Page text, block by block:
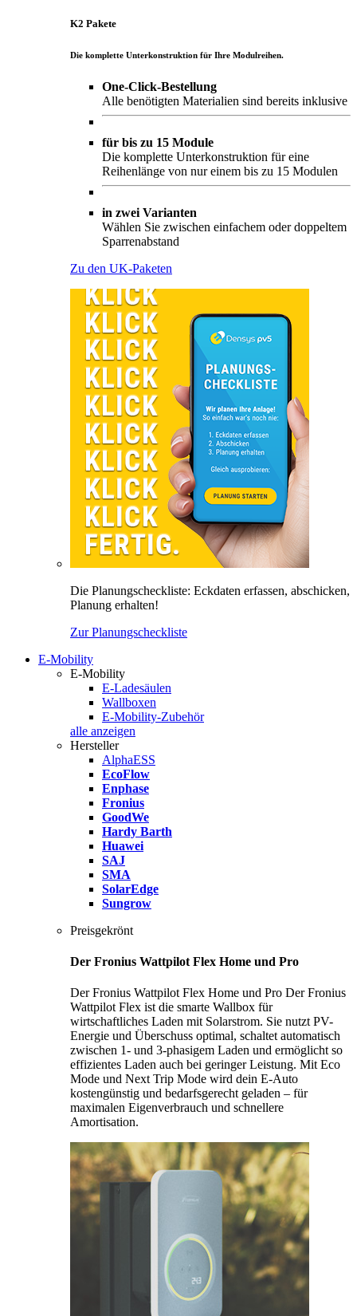
K2 Pakete
Die komplette Unterkonstruktion für Ihre Modulreihen.
One-Click-Bestellung
Alle benötigten Materialien sind bereits inklusive
für bis zu 15 Module
Die komplette Unterkonstruktion für eine
Reihenlänge von nur einem bis zu 15 Modulen
in zwei Varianten
Wählen Sie zwischen einfachem oder doppeltem
Sparrenabstand
Zu den UK-Paketen
Die Planungscheckliste: Eckdaten erfassen, abschicken,
Planung erhalten!
Zur Planungscheckliste
E-Mobility
E-Mobility
E-Ladesäulen
Wallboxen
E-Mobility-Zubehör
alle anzeigen
Hersteller
AlphaESS
EcoFlow
Enphase
Fronius
GoodWe
Hardy Barth
Huawei
SAJ
SMA
SolarEdge
Sungrow
Preisgekrönt
Der Fronius Wattpilot Flex Home und Pro
Der Fronius Wattpilot Flex Home und Pro Der Fronius
Wattpilot Flex ist die smarte Wallbox für
wirtschaftliches Laden mit Solarstrom. Sie nutzt PV-
Energie und Überschuss optimal, schaltet automatisch
zwischen 1- und 3-phasigem Laden und ermöglicht so
effizientes Laden auch bei geringer Leistung. Mit Eco
Mode und Next Trip Mode wird dein E-Auto
kostengünstig und bedarfsgerecht geladen – für
maximalen Eigenverbrauch und schnellere
Amortisation.